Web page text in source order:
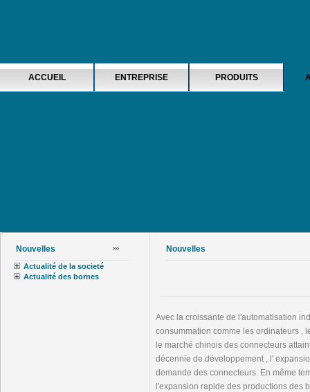
ACCUEIL ENTREPRISE PRODUITS
Nouvelles
Actualité de la societé
Actualité des bornes
Nouvelles
Avec la croissante de l'automatisation
consummation comme les ordinateurs ,
le marché chinois des connecteurs
décennie de développement , l'
demande des connecteurs. En même
l'expansion rapide des productions des